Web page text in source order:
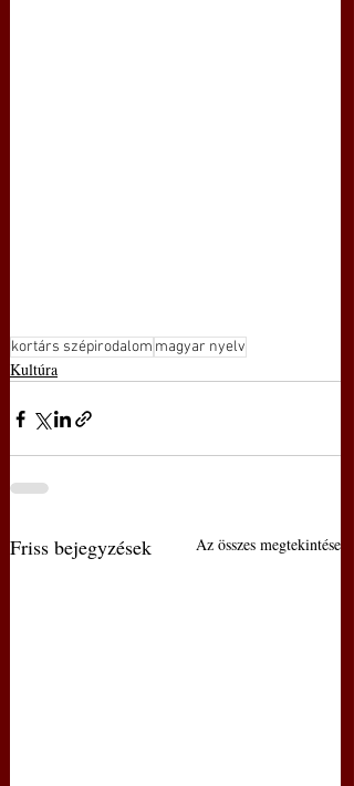
kortárs szépirodalom magyar nyelv
Kultúra
Friss bejegyzések Az összes megtekintése